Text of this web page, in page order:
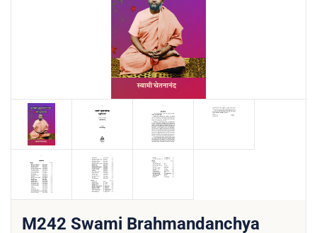
M242 Swami Brahmandanchya